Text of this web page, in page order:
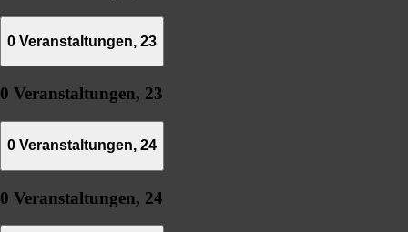
0 Veranstaltungen, 23
0 Veranstaltungen, 23
0 Veranstaltungen, 24
0 Veranstaltungen, 24